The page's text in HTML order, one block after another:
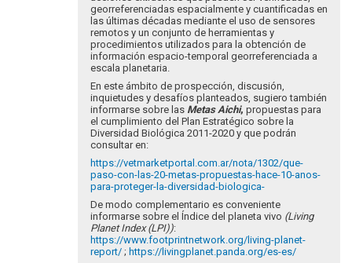
Agenda…
collado.alfred…
georreferenciadas espacialmente y cuantificadas en
las últimas décadas mediante el uso de sensores
remotos y un conjunto de herramientas y
procedimientos utilizados para la obtención de
información espacio-temporal georreferenciada a
escala planetaria.
En este ámbito de prospección, discusión,
inquietudes y desafíos planteados, sugiero también
informarse sobre las Metas Aichi, propuestas para
el cumplimiento del Plan Estratégico sobre la
Diversidad Biológica 2011-2020 y que podrán
consultar en:
https://vetmarketportal.com.ar/nota/1302/que-
paso-con-las-20-metas-propuestas-hace-10-anos-
para-proteger-la-diversidad-biologica-
De modo complementario es conveniente
informarse sobre el Índice del planeta vivo (Living
Planet Index (LPI)):
https://www.footprintnetwork.org/living-planet-
report/; https://livingplanet.panda.org/es-es/